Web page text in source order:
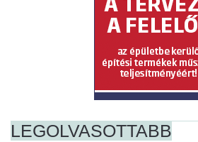
LEGOLVASOTTABB